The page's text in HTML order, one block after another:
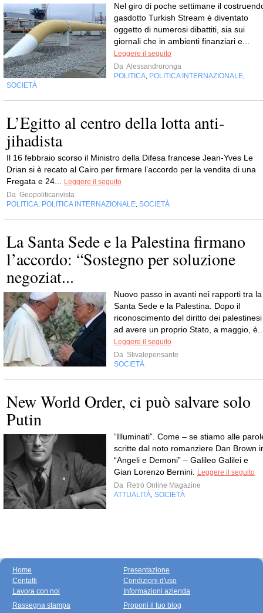
Nel giro di poche settimane il
gasdotto Turkish Stream è diventato
oggetto di numerosi dibattiti, sia sui
giornali che in ambienti finanziari e...
Leggere il seguito
Da Alessandroronga
POLITICA POLITICA INTERNAZIONALE
SOCIETÀ
L’Egitto al centro della lotta anti-
jihadista
Il 16 febbraio scorso il Ministro della Difesa francese Jean-Yves Le
Drian si è recato al Cairo per firmare l’accordo per la vendita di una
Fregata e 24...
Leggere il seguito
Da Geopoliticarivista
POLITICA POLITICA INTERNAZIONALE SOCIETÀ
La Santa Sede e la Palestina firmano
l’accordo: “Sostegno per soluzione
negoziat...
Nuovo passo in avanti nei rapporti tra la
Santa Sede e la Palestina. Dopo il
riconoscimento del diritto dei palestinesi
ad avere un proprio Stato, a maggio,
Leggere il seguito
Da Stivalepensante
SOCIETÀ
New World Order, ci può salvare solo
Putin
“Illuminati”. Come – se stiamo alle
scritte dal noto romanziere Dan Brown
“Angeli e Demoni” – Galileo Galilei e
Gian Lorenzo Bernini.
Leggere il seguito
Da Retrò Online Magazine
ATTUALITÀ SOCIETÀ
Home
Contatti
Lavora con noi
Presentazione
Condizioni d'uso
Informazioni azienda
Rassegna stampa
Proponi il tuo blog